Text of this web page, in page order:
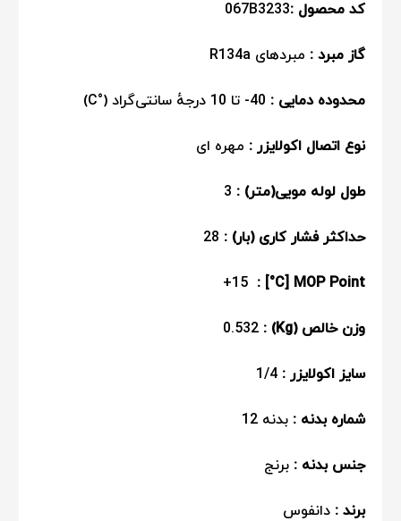
کد محصول :067B3233
گاز مبرد : مبردهای R134a
محدوده دمایی :
نوع اتصال اکولایزر : مهره ای
طول لوله مویی(متر) :
حداکثر فشار کاری (بار) :‌
+15 : [°C] MOP Point
وزن خالص (Kg) :
سایز اکولایزر :
شماره بدنه : بدنه 12
جنس بدنه : برنج
برند : دانفوس